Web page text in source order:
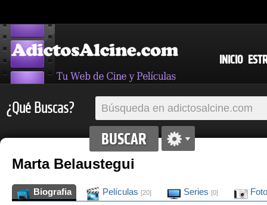
INICIO
¿Qué Buscas?
Marta Belaustegui
Biografia Películas [20] Series [0]